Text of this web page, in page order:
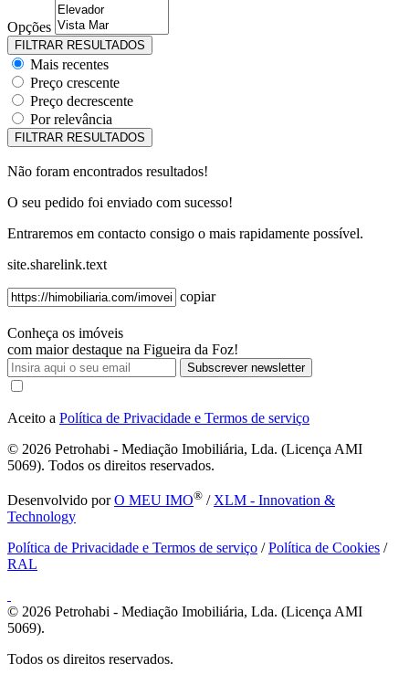
Opções
Mais recentes
Preço crescente
Preço decrescente
Por relevância
Não foram encontrados resultados!
O seu pedido foi enviado com sucesso!
Entraremos em contacto consigo o mais rapidamente possível.
site.sharelink.text
copiar
Conheça os imóveis
com maior destaque na Figueira da Foz!
Subscrever newsletter
Aceito a Política de Privacidade e Termos de serviço
© 2026 Petrohabi - Mediação Imobiliária, Lda. (Licença AMI
5069). Todos os direitos reservados.
Desenvolvido porO MEU IMO® / XLM - Innovation &
Technology
Política de Privacidade e Termos de serviço /Política de Cookies /
RAL
© 2026 Petrohabi - Mediação Imobiliária, Lda. (Licença AMI
5069).
Todos os direitos reservados.